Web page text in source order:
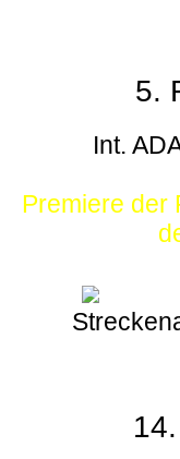
5.
Int.
Premiere der